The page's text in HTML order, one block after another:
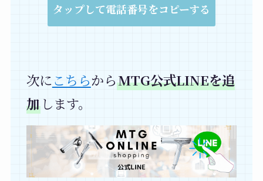
タップして電話番号をコピーする
次にこちらからMTG公式LINEを追
加します。